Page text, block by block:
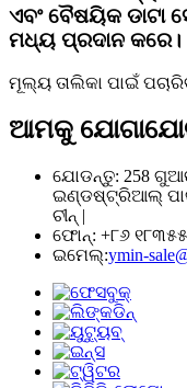
ଏବଂ ବୈଷୟିକ ଡାଟା
ମଧ୍ୟ ପ୍ରଦାନ କରେ।
ମୂଲ୍ୟ ତାଲିକା ପାଇଁ
ଆମକୁ
ଯୋଡନ୍ତୁ: 258
ଇଣ୍ଡଷ୍ଟ୍ରିଆଲ୍
ଚୀନ୍ |
ଫୋନ୍: +୮୬
ଇମେଲ୍:ymin-